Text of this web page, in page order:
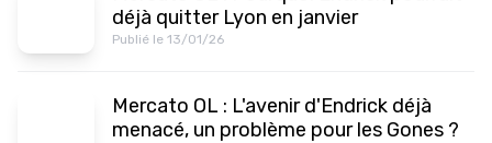
déjà quitter Lyon en janvier
Publié le 13/01/26
Mercato OL : L'avenir d'Endrick déjà
menacé, un problème pour les Gones ?